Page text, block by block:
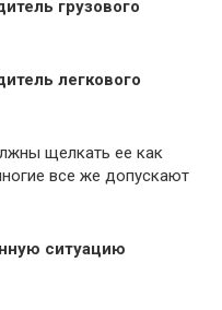
грузового
легкового
щелкать ее как
все же допускают
ситуацию